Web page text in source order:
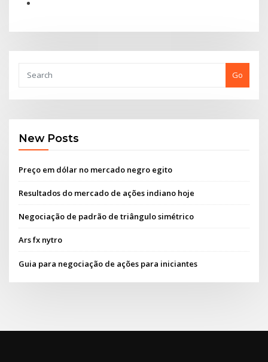
Go
New Posts
Preço em dólar no mercado negro egito
Resultados do mercado de ações indiano hoje
Negociação de padrão de triângulo simétrico
Ars fx nytro
Guia para negociação de ações para iniciantes